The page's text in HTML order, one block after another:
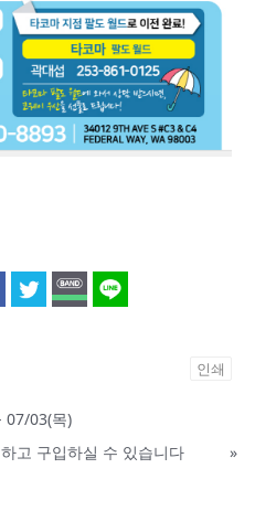
인쇄
07/03(목)
고 구입하실 수 있습니다
»